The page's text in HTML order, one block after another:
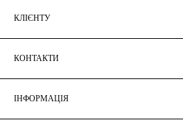
КЛІЄНТУ
КОНТАКТИ
ІНФОРМАЦІЯ